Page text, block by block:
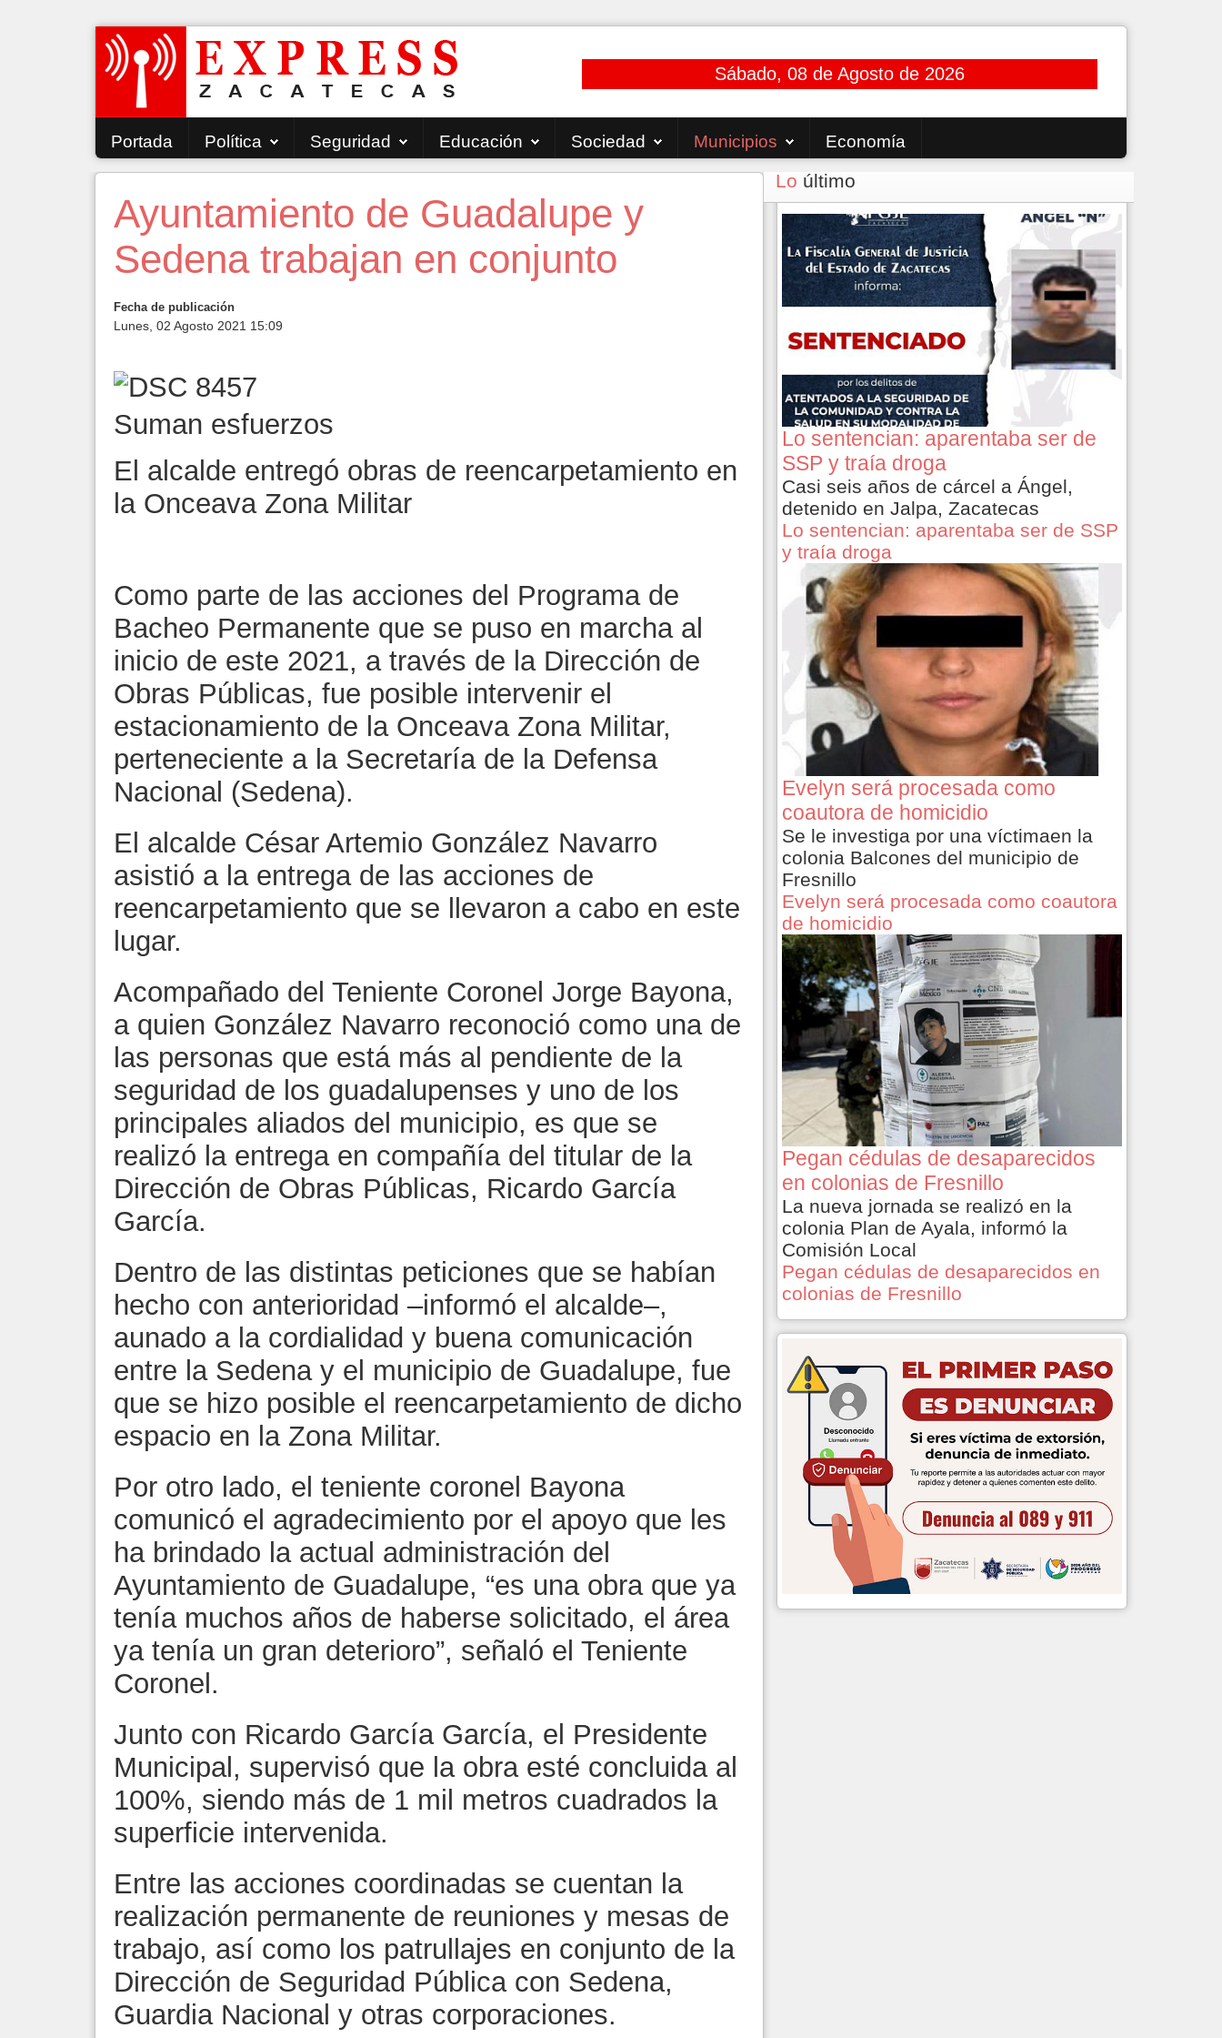
Sábado, 08 de Agosto de 2026
Portada Política Seguridad Educación Sociedad Municipios Economía
Ayuntamiento de Guadalupe y
Sedena trabajan en conjunto
Fecha de publicación
Lunes, 02 Agosto 2021 15:09
Suman esfuerzos
El alcalde entregó obras de reencarpetamiento en
la Onceava Zona Militar
Como parte de las acciones del Programa de
Bacheo Permanente que se puso en marcha al
inicio de este 2021, a través de la Dirección de
Obras Públicas, fue posible intervenir el
estacionamiento de la Onceava Zona Militar,
perteneciente a la Secretaría de la Defensa
Nacional (Sedena).
El alcalde César Artemio González Navarro
asistió a la entrega de las acciones de
reencarpetamiento que se llevaron a cabo en este
lugar.
Acompañado del Teniente Coronel Jorge Bayona,
a quien González Navarro reconoció como una de
las personas que está más al pendiente de la
seguridad de los guadalupenses y uno de los
principales aliados del municipio, es que se
realizó la entrega en compañía del titular de la
Dirección de Obras Públicas, Ricardo García
García.
Dentro de las distintas peticiones que se habían
hecho con anterioridad –informó el alcalde–,
aunado a la cordialidad y buena comunicación
entre la Sedena y el municipio de Guadalupe, fue
que se hizo posible el reencarpetamiento de dicho
espacio en la Zona Militar.
Por otro lado, el teniente coronel Bayona
comunicó el agradecimiento por el apoyo que les
ha brindado la actual administración del
Ayuntamiento de Guadalupe, “es una obra que ya
tenía muchos años de haberse solicitado, el área
ya tenía un gran deterioro”, señaló el Teniente
Coronel.
Junto con Ricardo García García, el Presidente
Municipal, supervisó que la obra esté concluida al
100%, siendo más de 1 mil metros cuadrados la
superficie intervenida.
Entre las acciones coordinadas se cuentan la
realización permanente de reuniones y mesas de
trabajo, así como los patrullajes en conjunto de la
Dirección de Seguridad Pública con Sedena,
Guardia Nacional y otras corporaciones.
Lo último
Lo sentencian: aparentaba ser de
SSP y traía droga
Casi seis años de cárcel a Ángel,
detenido en Jalpa, Zacatecas
Lo sentencian: aparentaba ser de SSP
y traía droga
Evelyn será procesada como
coautora de homicidio
Se le investiga por una víctimaen la
colonia Balcones del municipio de
Fresnillo
Evelyn será procesada como coautora
de homicidio
Pegan cédulas de desaparecidos
en colonias de Fresnillo
La nueva jornada se realizó en la
colonia Plan de Ayala, informó la
Comisión Local
Pegan cédulas de desaparecidos en
colonias de Fresnillo